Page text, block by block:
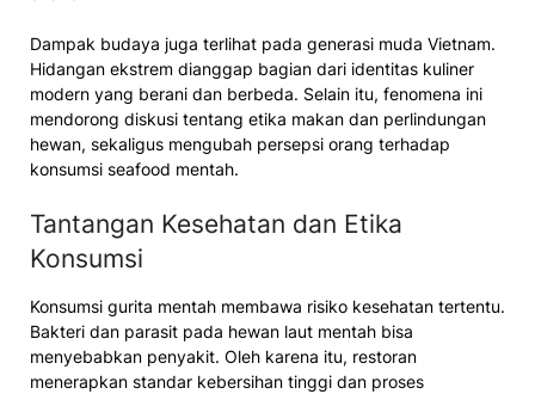
Dampak budaya juga terlihat pada generasi muda Vietnam.
Hidangan ekstrem dianggap bagian dari identitas kuliner
modern yang berani dan berbeda. Selain itu, fenomena ini
mendorong diskusi tentang etika makan dan perlindungan
hewan, sekaligus mengubah persepsi orang terhadap
konsumsi seafood mentah.
Tantangan Kesehatan dan Etika
Konsumsi
Konsumsi gurita mentah membawa risiko kesehatan tertentu.
Bakteri dan parasit pada hewan laut mentah bisa
menyebabkan penyakit. Oleh karena itu, restoran
menerapkan standar kebersihan tinggi dan proses